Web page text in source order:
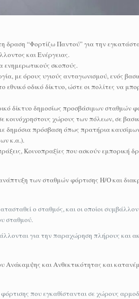
“Φορτίζω Παντού” για την
και Ενέργειας.
ενημερωτικούς σκοπούς.
με όρους υγιούς ανταγωνισμού, ενός
οδικό δίκτυο, ώστε οι πολίτες να
δίκτυο δημοσίως προσβάσιμων σταθμών
χώρους των πόλεων, σε
δημόσια πρόσβαση όπως πρατήρια
κ.α.).
Κοινοπραξίες που ασκούν εμπορική
των σταθμών φόρτισης Η/Ο και
ο σταθμός, και οι οποίοι
σταθμού.
για την παραχώρηση πλήρους και
και Ανθεκτικότητας και
που εγκαθίστανται σε χώρους